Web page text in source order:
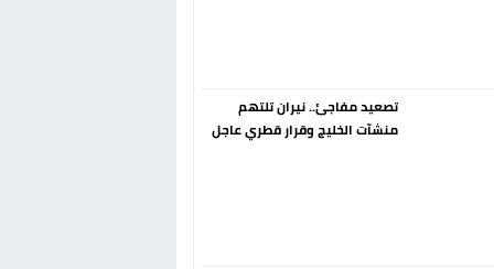
تصعيد مفاجئ.. نيران تلتهم
منشآت الخليج وقرار قطري عاجل